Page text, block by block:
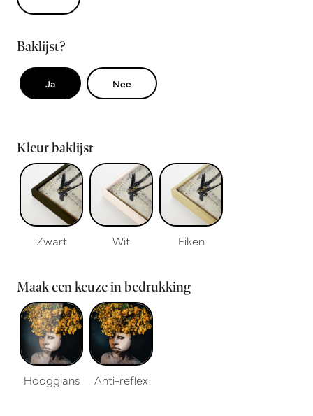
Baklijst?
Ja Nee
Kleur baklijst
Zwart Wit Eiken
Maak een keuze in bedrukking
Hoogglans Anti-reflex